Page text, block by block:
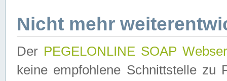
Nicht mehr
Der PEGELONLINE SOAP
keine empfohlene Schnittstelle zu